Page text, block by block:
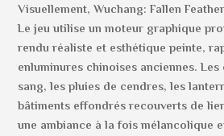
Visuellement, Wuchang: Fallen
Le jeu utilise un moteur graphique
rendu réaliste et esthétique peinte,
enluminures chinoises anciennes.
sang, les pluies de cendres, les
bâtiments effondrés recouverts de
une ambiance à la fois mélancolique